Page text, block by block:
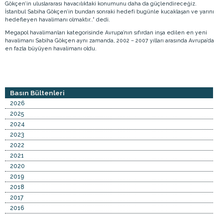
Gökçen’in uluslararası havacılıktaki konumunu daha da güçlendireceğiz.
İstanbul Sabiha Gökçen’in bundan sonraki hedefi bugünle kucaklaşan ve yarını
hedefleyen havalimanı olmaktır..” dedi.
Megapol havalimanları kategorisinde Avrupa’nın sıfırdan inşa edilen en yeni
havalimanı Sabiha Gökçen aynı zamanda, 2002 – 2007 yılları arasında Avrupa’da
en fazla büyüyen havalimanı oldu.
Basın Bültenleri
2026
2025
2024
2023
2022
2021
2020
2019
2018
2017
2016